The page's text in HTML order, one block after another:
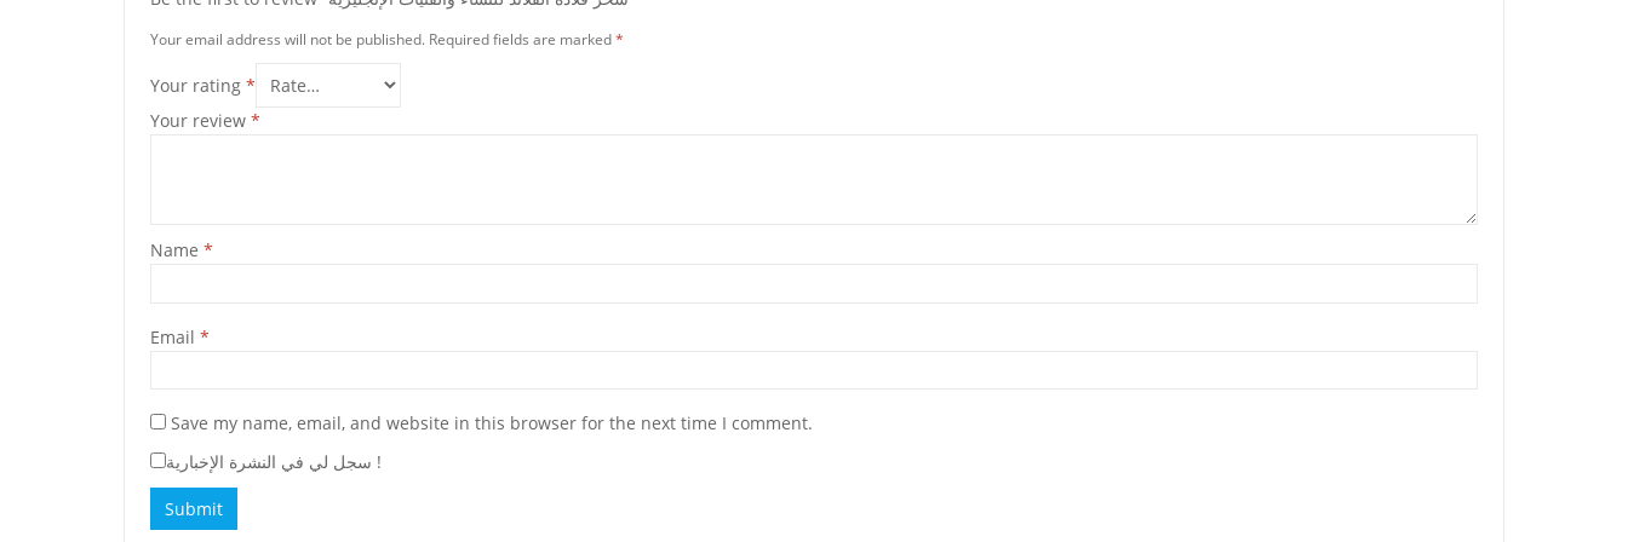
Your email address will not be published. Required fields are marked*
Your rating *
Your review *
Name *
Email *
Save my name, email, and website in this browser for the next time I comment.
سجل لي في النشرة الإخبارية !